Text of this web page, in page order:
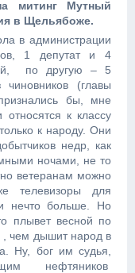
митинг Мутный
в Щельябоже.
в администрации
1 депутат и 4
по другую – 5
(главы
бы, мне
к классу
к народу. Они
недр, как
ночами, не то
ветеранам можно
телевизоры для
нечто больше. Но
плывет весной по
, чем дышит народ в
Ну, бог им судья,
нефтяников